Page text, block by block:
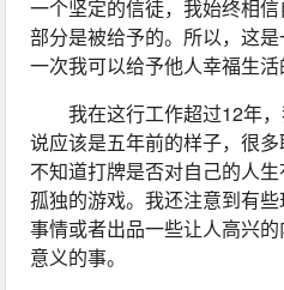
一个坚定的信徒，我始终相
部分是被给予的。所以，这是
一次我可以给予他人幸福生活
我在这行工作超过12年
说应该是五年前的样子，很
不知道打牌是否对自己的人
孤独的游戏。我还注意到有
事情或者出品一些让人高兴
意义的事。